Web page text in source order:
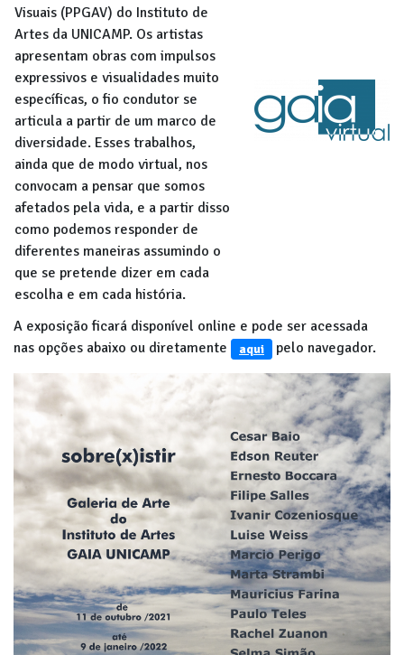
Visuais (PPGAV) do Instituto de
Artes da UNICAMP. Os artistas
apresentam obras com impulsos
expressivos e visualidades muito
específicas, o fio condutor se
articula a partir de um marco de
diversidade. Esses trabalhos,
ainda que de modo virtual, nos
convocam a pensar que somos
afetados pela vida, e a partir disso
como podemos responder de
diferentes maneiras assumindo o
que se pretende dizer em cada
escolha e em cada história.
A exposição ficará disponível online e pode ser acessada
nas opções abaixo ou diretamente
aqui pelo navegador.